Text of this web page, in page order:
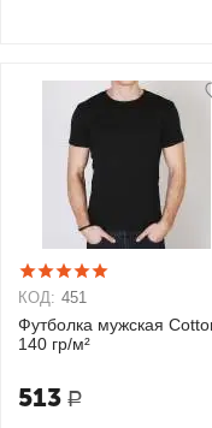
КОД: 451
Футболка мужская
140 гр/м²
513 Р